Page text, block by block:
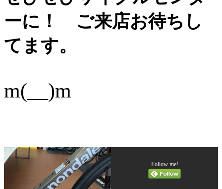
ーに！ ご来店お待ちし
てます。
m(__)m
Follow me!